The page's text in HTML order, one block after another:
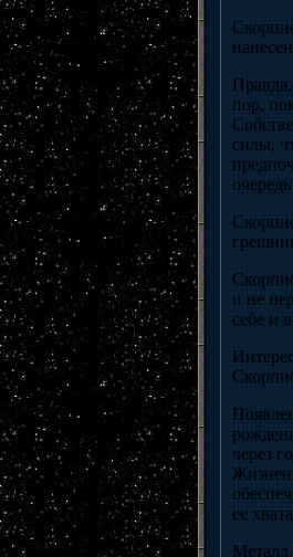
пор,
силы,
и не
себе и
через
ее
Металл